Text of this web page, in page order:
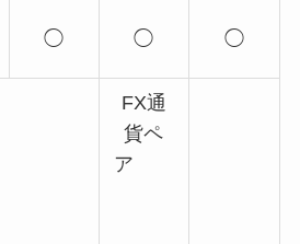
◯ ◯ ◯
FX通
貨ペ
ア